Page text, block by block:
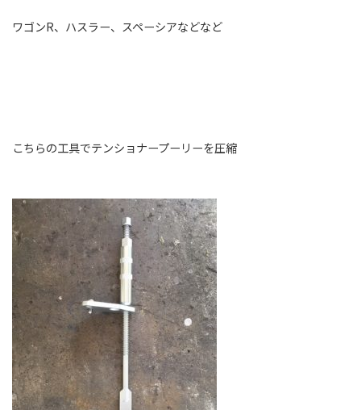
ワゴンR、ハスラー、スペーシアなどなど
こちらの工具でテンショナープーリーを圧縮